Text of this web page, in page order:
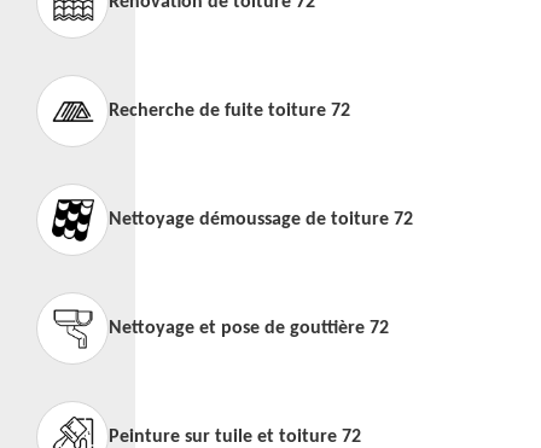
Recherche de fuite toiture 72
Nettoyage démoussage de toiture 72
Nettoyage et pose de gouttière 72
Peinture sur tuile et toiture 72